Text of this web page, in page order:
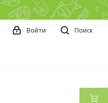
Поиск
Войти